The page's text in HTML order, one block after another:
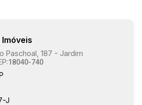
Paschoal, 187 - Jardim
18040-740
J